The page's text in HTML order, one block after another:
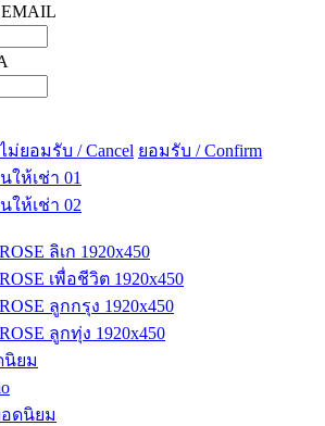
EMAIL
ไม่ยอมรับ / Cancel ยอมรับ / Confirm